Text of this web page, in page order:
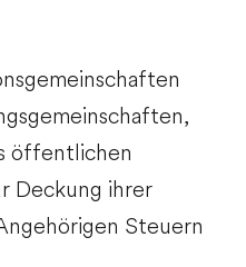
öffentlichen
Deckung ihrer
Steuern